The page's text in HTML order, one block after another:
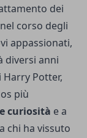
dei
corso degli
appassionati,
diversi anni
Potter,
più
curiosità e a
chi ha vissuto